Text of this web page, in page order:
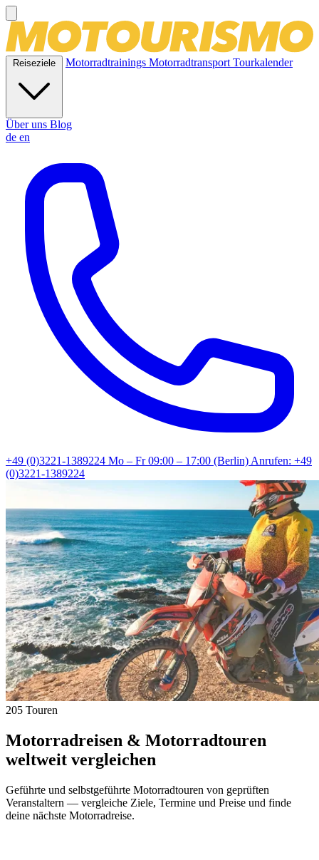
Reiseziele Motorradtrainings MotorradtransportTourkalender
Über uns Blog
de en
+49 (0)3221-1389224 Mo – Fr 09:00 – 17:00 (Berlin)Anrufen: +49
(0)3221-1389224
205 Touren
Motorradreisen & Motorradtouren
weltweit vergleichen
Geführte und selbstgeführte Motorradtouren von geprüften
Veranstaltern — vergleiche Ziele, Termine und Preise und finde
deine nächste Motorradreise.